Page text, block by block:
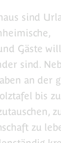
sind
Gäste
sind.
an der
bis
zu